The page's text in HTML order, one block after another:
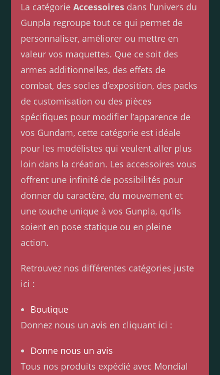
La catégorieAccessoires dans l’univers du
Gunpla regroupe tout ce qui permet de
personnaliser, améliorer ou mettre en
valeur vos maquettes. Que ce soit des
armes additionnelles, des effets de
combat, des socles d’exposition, des packs
de customisation ou des pièces
spécifiques pour modifier l’apparence de
vos Gundam, cette catégorie est idéale
pour les modélistes qui veulent aller plus
loin dans la création. Les accessoires vous
offrent une infinité de possibilités pour
donner du caractère, du mouvement et
une touche unique à vos Gunpla, qu’ils
soient en pose statique ou en pleine
action.
Retrouvez nos différentes catégories juste
ici :
Boutique
Donnez nous un avis en cliquant ici :
Donne nous un avis
Tous nos produits expédié avec Mondial